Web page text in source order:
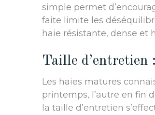
simple permet
faite limite les
haie résistante, dense et
Taille d’entretien
Les haies matures
printemps, l’autre en fin
la taille d’entretien